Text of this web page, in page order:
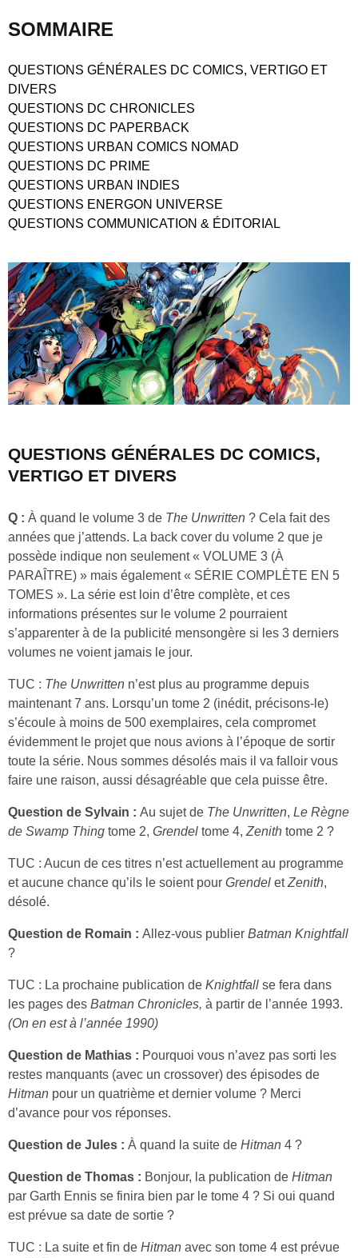
SOMMAIRE
QUESTIONS GÉNÉRALES DC COMICS, VERTIGO ET
DIVERS
QUESTIONS DC CHRONICLES
QUESTIONS DC PAPERBACK
QUESTIONS URBAN COMICS NOMAD
QUESTIONS DC PRIME
QUESTIONS URBAN INDIES
QUESTIONS ENERGON UNIVERSE
QUESTIONS COMMUNICATION & ÉDITORIAL
QUESTIONS GÉNÉRALES DC COMICS,
VERTIGO ET DIVERS
Q : À quand le volume 3 de The Unwritten ? Cela fait des
années que j’attends. La back cover du volume 2 que je
possède indique non seulement « VOLUME 3 (À
PARAÎTRE) » mais également « SÉRIE COMPLÈTE EN 5
TOMES ». La série est loin d’être complète, et ces
informations présentes sur le volume 2 pourraient
s’apparenter à de la publicité mensongère si les 3 derniers
volumes ne voient jamais le jour.
TUC : The Unwritten n’est plus au programme depuis
maintenant 7 ans. Lorsqu’un tome 2 (inédit, précisons-le)
s’écoule à moins de 500 exemplaires, cela compromet
évidemment le projet que nous avions à l’époque de sortir
toute la série. Nous sommes désolés mais il va falloir vous
faire une raison, aussi désagréable que cela puisse être.
Question de Sylvain : Au sujet de The Unwritten, Le Règne
de Swamp Thing tome 2, Grendel tome 4, Zenith tome 2 ?
TUC : Aucun de ces titres n’est actuellement au programme
et aucune chance qu’ils le soient pour Grendel etZenith,
désolé.
Question de Romain : Allez-vous publier Batman Knightfall
?
TUC : La prochaine publication de Knightfall se fera dans
les pages des Batman Chronicles, à partir de l’année 1993.
(On en est à l’année 1990)
Question de Mathias : Pourquoi vous n’avez pas sorti les
restes manquants (avec un crossover) des épisodes de
Hitman pour un quatrième et dernier volume ? Merci
d’avance pour vos réponses.
Question de Jules : À quand la suite de Hitman 4 ?
Question de Thomas : Bonjour, la publication de Hitman
par Garth Ennis se finira bien par le tome 4 ? Si oui quand
est prévue sa date de sortie ?
TUC : La suite et fin de Hitman avec son tome 4 est prévue